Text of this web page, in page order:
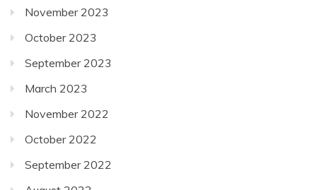
November 2023
October 2023
September 2023
March 2023
November 2022
October 2022
September 2022